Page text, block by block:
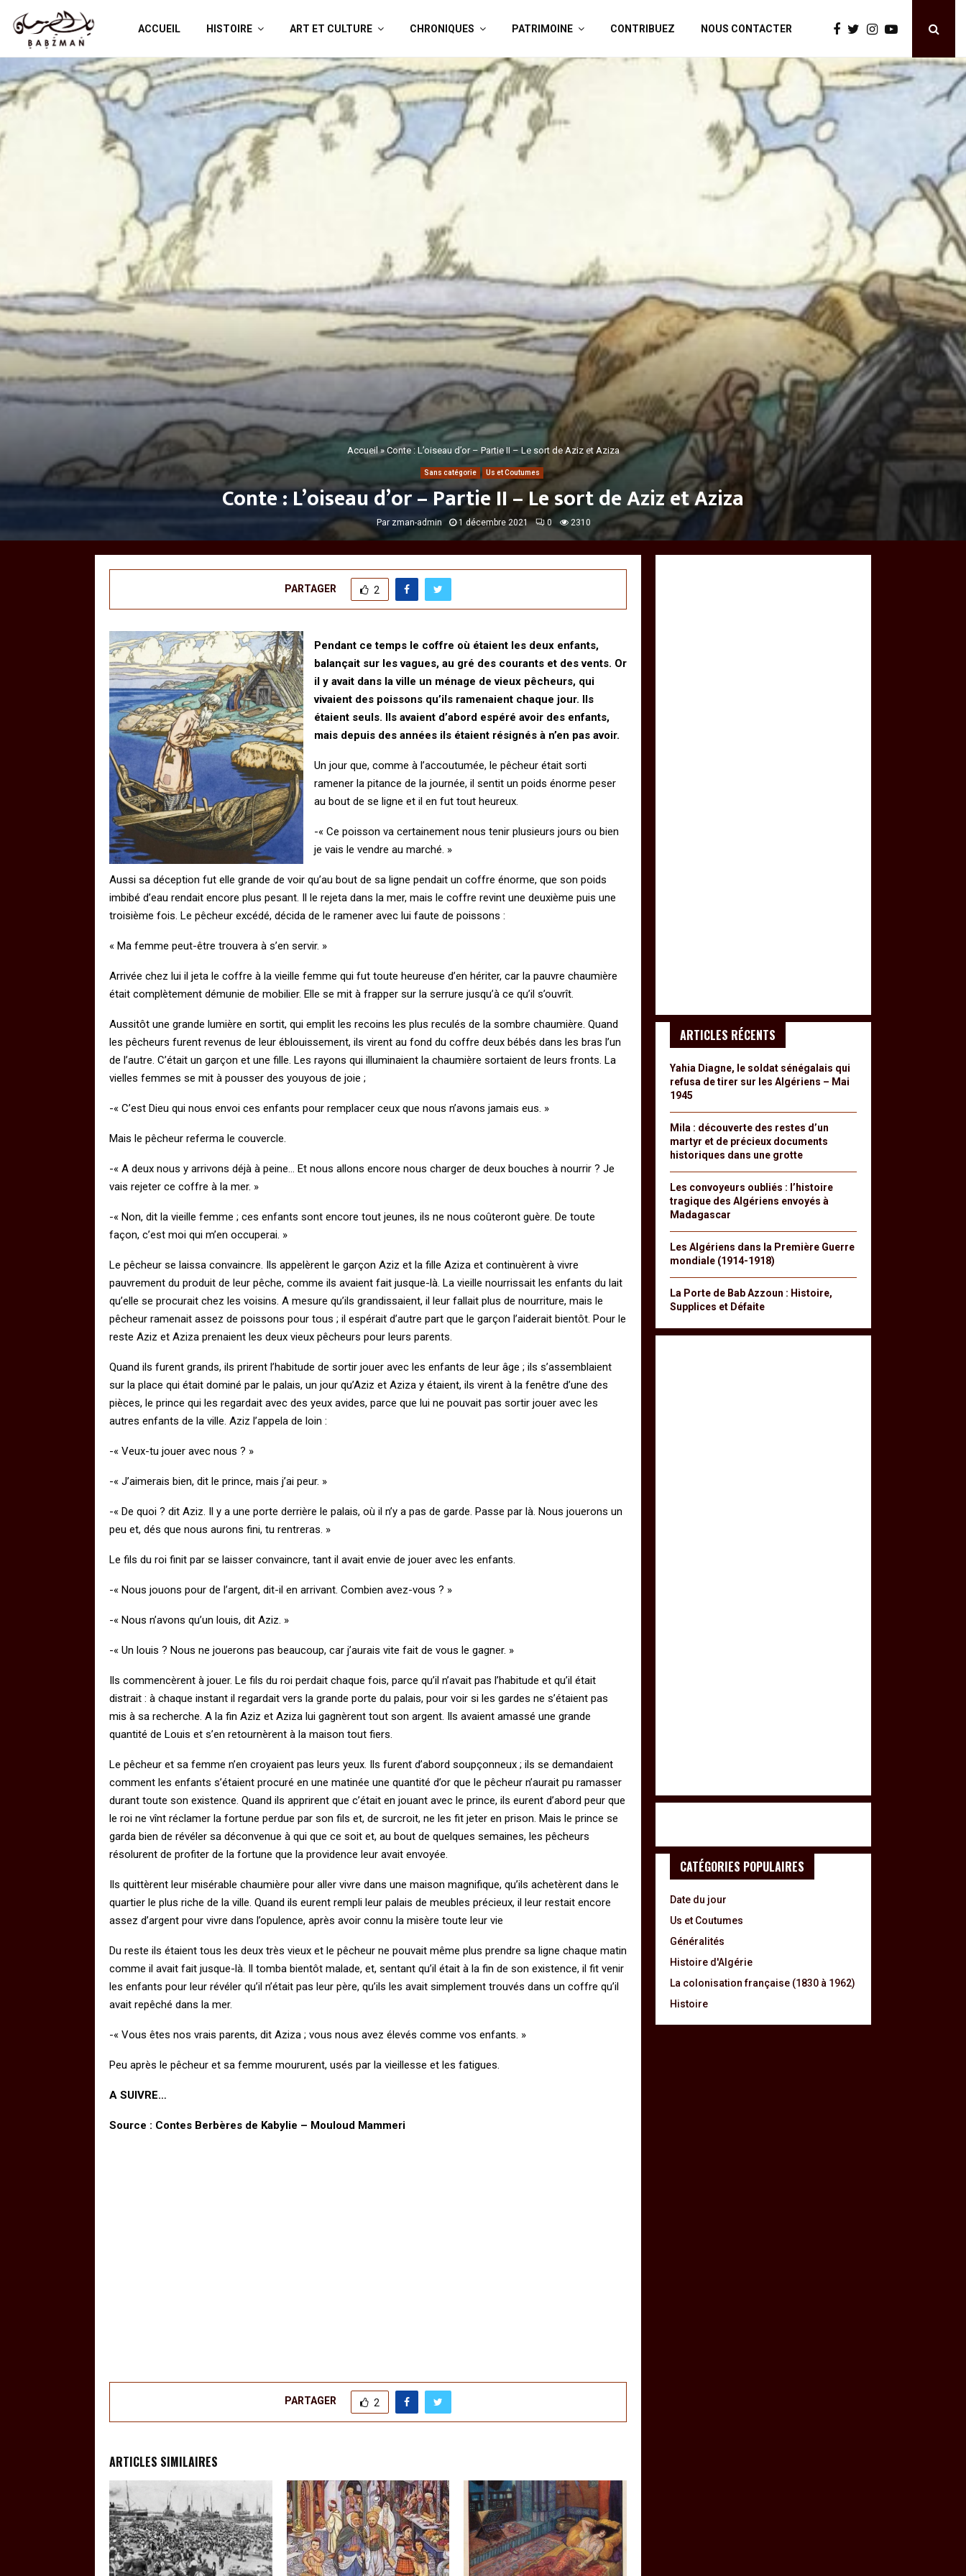
ACCUEIL HISTOIRE ART ET CULTURE CHRONIQUES PATRIMOINE CONTRIBUEZ NOUS CONTACTER
Accueil» Conte : L’oiseau d’or – Partie II – Le sort de Aziz et Aziza
Sans catégorie Us et Coutumes
Conte : L’oiseau d’or – Partie II – Le sort de Aziz et Aziza
Par zman-admin 1 décembre 2021 0 2310
PARTAGER 2
Pendant ce temps le coffre où étaient les deux enfants,
balançait sur les vagues, au gré des courants et des vents. Or
il y avait dans la ville un ménage de vieux pêcheurs, qui
vivaient des poissons qu’ils ramenaient chaque jour. Ils
étaient seuls. Ils avaient d’abord espéré avoir des enfants,
mais depuis des années ils étaient résignés à n’en pas avoir.
Un jour que, comme à l’accoutumée, le pêcheur était sorti
ramener la pitance de la journée, il sentit un poids énorme peser
au bout de se ligne et il en fut tout heureux.
-« Ce poisson va certainement nous tenir plusieurs jours ou bien
je vais le vendre au marché. »
Aussi sa déception fut elle grande de voir qu’au bout de sa ligne pendait un coffre énorme, que son poids
imbibé d’eau rendait encore plus pesant. Il le rejeta dans la mer, mais le coffre revint une deuxième puis une
troisième fois. Le pêcheur excédé, décida de le ramener avec lui faute de poissons :
« Ma femme peut-être trouvera à s’en servir. »
Arrivée chez lui il jeta le coffre à la vieille femme qui fut toute heureuse d’en hériter, car la pauvre chaumière
était complètement démunie de mobilier. Elle se mit à frapper sur la serrure jusqu’à ce qu’il s’ouvrît.
Aussitôt une grande lumière en sortit, qui emplit les recoins les plus reculés de la sombre chaumière. Quand
les pêcheurs furent revenus de leur éblouissement, ils virent au fond du coffre deux bébés dans les bras l’un
de l’autre. C’était un garçon et une fille. Les rayons qui illuminaient la chaumière sortaient de leurs fronts. La
vielles femmes se mit à pousser des youyous de joie ;
-« C’est Dieu qui nous envoi ces enfants pour remplacer ceux que nous n’avons jamais eus. »
Mais le pêcheur referma le couvercle.
-« A deux nous y arrivons déjà à peine… Et nous allons encore nous charger de deux bouches à nourrir ? Je
vais rejeter ce coffre à la mer. »
-« Non, dit la vieille femme ; ces enfants sont encore tout jeunes, ils ne nous coûteront guère. De toute
façon, c’est moi qui m’en occuperai. »
Le pêcheur se laissa convaincre. Ils appelèrent le garçon Aziz et la fille Aziza et continuèrent à vivre
pauvrement du produit de leur pêche, comme ils avaient fait jusque-là. La vieille nourrissait les enfants du lait
qu’elle se procurait chez les voisins. A mesure qu’ils grandissaient, il leur fallait plus de nourriture, mais le
pêcheur ramenait assez de poissons pour tous ; il espérait d’autre part que le garçon l’aiderait bientôt. Pour le
reste Aziz et Aziza prenaient les deux vieux pêcheurs pour leurs parents.
Quand ils furent grands, ils prirent l’habitude de sortir jouer avec les enfants de leur âge ; ils s’assemblaient
sur la place qui était dominé par le palais, un jour qu’Aziz et Aziza y étaient, ils virent à la fenêtre d’une des
pièces, le prince qui les regardait avec des yeux avides, parce que lui ne pouvait pas sortir jouer avec les
autres enfants de la ville. Aziz l’appela de loin :
-« Veux-tu jouer avec nous ? »
-« J’aimerais bien, dit le prince, mais j’ai peur. »
-« De quoi ? dit Aziz. Il y a une porte derrière le palais, où il n’y a pas de garde. Passe par là. Nous jouerons un
peu et, dés que nous aurons fini, tu rentreras. »
Le fils du roi finit par se laisser convaincre, tant il avait envie de jouer avec les enfants.
-« Nous jouons pour de l’argent, dit-il en arrivant. Combien avez-vous ? »
-« Nous n’avons qu’un louis, dit Aziz. »
-« Un louis ? Nous ne jouerons pas beaucoup, car j’aurais vite fait de vous le gagner. »
Ils commencèrent à jouer. Le fils du roi perdait chaque fois, parce qu’il n’avait pas l’habitude et qu’il était
distrait : à chaque instant il regardait vers la grande porte du palais, pour voir si les gardes ne s’étaient pas
mis à sa recherche. A la fin Aziz et Aziza lui gagnèrent tout son argent. Ils avaient amassé une grande
quantité de Louis et s’en retournèrent à la maison tout fiers.
Le pêcheur et sa femme n’en croyaient pas leurs yeux. Ils furent d’abord soupçonneux ; ils se demandaient
comment les enfants s’étaient procuré en une matinée une quantité d’or que le pêcheur n’aurait pu ramasser
durant toute son existence. Quand ils apprirent que c’était en jouant avec le prince, ils eurent d’abord peur que
le roi ne vînt réclamer la fortune perdue par son fils et, de surcroit, ne les fit jeter en prison. Mais le prince se
garda bien de révéler sa déconvenue à qui que ce soit et, au bout de quelques semaines, les pêcheurs
résolurent de profiter de la fortune que la providence leur avait envoyée.
Ils quittèrent leur misérable chaumière pour aller vivre dans une maison magnifique, qu’ils achetèrent dans le
quartier le plus riche de la ville. Quand ils eurent rempli leur palais de meubles précieux, il leur restait encore
assez d’argent pour vivre dans l’opulence, après avoir connu la misère toute leur vie
Du reste ils étaient tous les deux très vieux et le pêcheur ne pouvait même plus prendre sa ligne chaque matin
comme il avait fait jusque-là. Il tomba bientôt malade, et, sentant qu’il était à la fin de son existence, il fit venir
les enfants pour leur révéler qu’il n’était pas leur père, qu’ils les avait simplement trouvés dans un coffre qu’il
avait repêché dans la mer.
-« Vous êtes nos vrais parents, dit Aziza ; vous nous avez élevés comme vos enfants. »
Peu après le pêcheur et sa femme moururent, usés par la vieillesse et les fatigues.
A SUIVRE…
Source : Contes Berbères de Kabylie – Mouloud Mammeri
PARTAGER 2
ARTICLES SIMILAIRES
ARTICLES RÉCENTS
Yahia Diagne, le soldat sénégalais qui
refusa de tirer sur les Algériens – Mai
1945
Mila : découverte des restes d’un
martyr et de précieux documents
historiques dans une grotte
Les convoyeurs oubliés : l’histoire
tragique des Algériens envoyés à
Madagascar
Les Algériens dans la Première Guerre
mondiale (1914-1918)
La Porte de Bab Azzoun : Histoire,
Supplices et Défaite
CATÉGORIES POPULAIRES
Date du jour
Us et Coutumes
Généralités
Histoire d'Algérie
La colonisation française (1830 à 1962)
Histoire